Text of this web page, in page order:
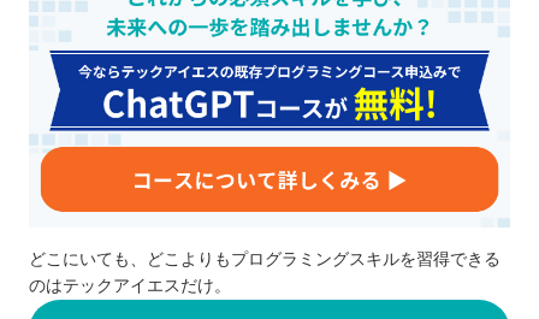
どこにいても、どこよりもプログラミングスキルを習得できる
のはテックアイエスだけ。